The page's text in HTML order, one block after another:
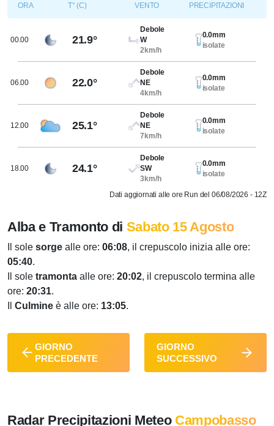
ORA T° (C) VENTO PRECIPITAZIONI
00.00 21.9°
Debole
W
2km/h
0.0mm
isolate
06.00 22.0°
Debole
NE
4km/h
0.0mm
isolate
12.00 25.1°
Debole
NE
7km/h
0.0mm
isolate
18.00 24.1°
Debole
SW
3km/h
0.0mm
isolate
Dati aggiornati alle ore Run del 06/08/2026 - 12Z
Alba e Tramonto di Sabato 15 Agosto
Il sole sorge alle ore: 06:08, il crepuscolo inizia alle ore:
05:40.
Il sole tramonta alle ore: 20:02, il crepuscolo termina alle
ore: 20:31.
Culmine è alle ore: 13:05.
GIORNO
PRECEDENTE
GIORNO
SUCCESSIVO
Radar Precipitazioni Meteo Campobasso